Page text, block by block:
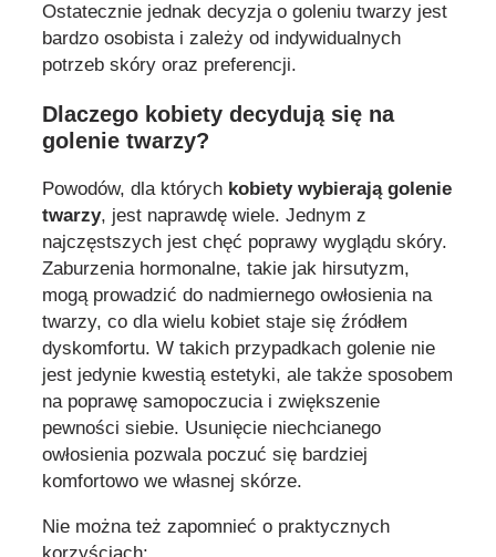
Ostatecznie jednak decyzja o goleniu twarzy jest
bardzo osobista i zależy od indywidualnych
potrzeb skóry oraz preferencji.
Dlaczego kobiety decydują się na
golenie twarzy?
Powodów, dla których kobiety wybierają golenie
twarzy, jest naprawdę wiele. Jednym z
najczęstszych jest chęć poprawy wyglądu skóry.
Zaburzenia hormonalne, takie jak hirsutyzm,
mogą prowadzić do nadmiernego owłosienia na
twarzy, co dla wielu kobiet staje się źródłem
dyskomfortu. W takich przypadkach golenie nie
jest jedynie kwestią estetyki, ale także sposobem
na poprawę samopoczucia i zwiększenie
pewności siebie. Usunięcie niechcianego
owłosienia pozwala poczuć się bardziej
komfortowo we własnej skórze.
Nie można też zapomnieć o praktycznych